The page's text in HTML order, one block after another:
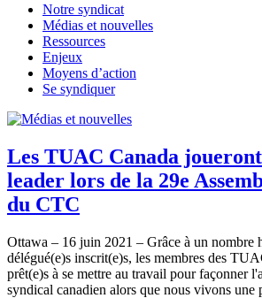
Notre syndicat
Médias et nouvelles
Ressources
Enjeux
Moyens d’action
Se syndiquer
Les TUAC Canada
leader lors de la 29e
du CTC
Ottawa – 16 juin 2021 – Grâce à un nombre
délégué(e)s inscrit(e)s, les membres des
prêt(e)s à se mettre au travail pour façonner
syndical canadien alors que nous vivons une